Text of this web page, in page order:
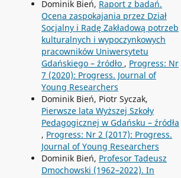
Dominik Bień, Raport z badań.
Ocena zaspokajania przez Dział
Socjalny i Radę Zakładową potrzeb
kulturalnych i wypoczynkowych
pracowników Uniwersytetu
Gdańskiego – źródło , Progress: Nr
7 (2020): Progress. Journal of
Young Researchers
Dominik Bień, Piotr Syczak,
Pierwsze lata Wyższej Szkoły
Pedagogicznej w Gdańsku – źródła
, Progress: Nr 2 (2017): Progress.
Journal of Young Researchers
Dominik Bień, Profesor Tadeusz
Dmochowski (1962–2022). In